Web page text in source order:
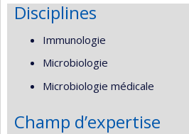
Disciplines
Immunologie
Microbiologie
Microbiologie médicale
Champ d’expertise